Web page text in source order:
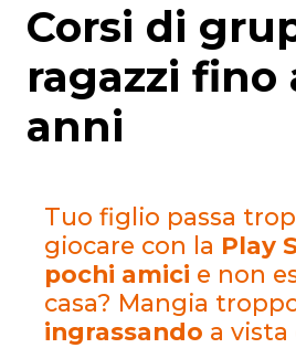
Corsi di
ragazzi fino
anni
Tuo figlio passa
giocare con la Play
pochi amici e non
casa? Mangia
ingrassando a vista